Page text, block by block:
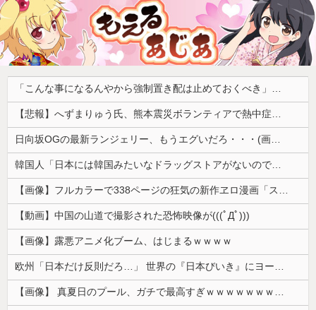
「こんな事になるんやから強制置き配は止めておくべき」とユーザーがドン引き、UberEatsが導入した強制置き配が起こしたのは……
【悲報】へずまりゅう氏、熊本震災ボランティアで熱中症疑い「水風呂に入っても体内が熱く感じる…」 → 野口健さん「休養日を設けた方がいい！」
日向坂OGの最新ランジェリー、もうエグいだろ・・・(画像どーん)
韓国人「日本には韓国みたいなドラッグストアがないので韓国が羨ましくて羨ましくて仕方がないんだそうです」
【画像】フルカラーで338ページの狂気の新作ヱロ漫画「スパ・カイラクーア4」発売から2週間で7万部売れるｗｗｗｗｗ
【動画】中国の山道で撮影された恐怖映像が(((ﾟДﾟ)))
【画像】露悪アニメ化ブーム、はじまるｗｗｗｗ
欧州「日本だけ反則だろ…」 世界の『日本びいき』にヨーロッパ全土から不満の声
【画像】 真夏日のプール、ガチで最高すぎｗｗｗｗｗｗｗｗｗｗ